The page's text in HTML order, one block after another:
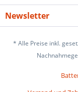
Newsletter
* Alle Preise inkl.